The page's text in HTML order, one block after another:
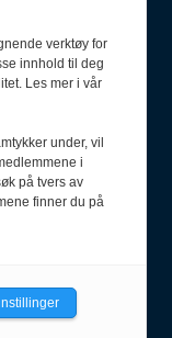
verktøy for
innhold til deg
Les mer i vår
under, vil
i
på tvers av
finner du på